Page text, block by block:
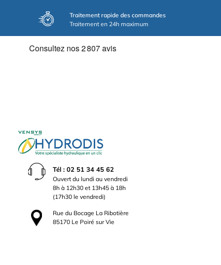
Traitement rapide des commandes
Traitement en 24h maximum
Tél : 02 51 34 45 62
Ouvert du lundi au vendredi
8h à 12h30 et 13h45 à 18h
(17h30 le vendredi)
Rue du Bocage La Ribotière
85170 Le Poiré sur Vie